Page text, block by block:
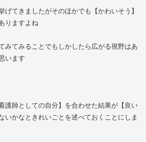
げてきましたがそのほかでも【かわいそう】
りますよね
みてみることでもしかしたら広がる視野はあ
います
護師としての自分】を合わせた結果が【良い
いかなときれいごとを述べておくことにしま